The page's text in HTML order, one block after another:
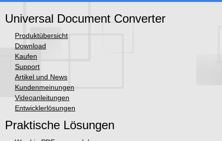
Universal Document Converter
Produktübersicht
Download
Kaufen
Support
Artikel und News
Kundenmeinungen
Videoanleitungen
Entwicklerlösungen
Praktische Lösungen